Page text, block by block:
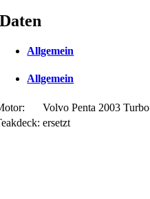
Daten
Allgemein
Allgemein
Volvo Penta 2003 Turbo
ersetzt